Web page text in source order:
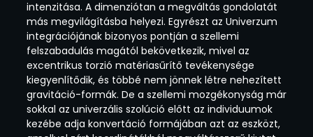
intenzitása. A dimenziótan a megváltás gondolatát
más megvilágításba helyezi. Egyrészt az Univerzum
integrációjának bizonyos pontján a szellemi
felszabadulás magától bekövetkezik, mivel az
excentrikus torzió matériasűrítő tevékenysége
kiegyenlítődik, és többé nem jönnek létre nehezített
gravitáció-formák. De a szellemi mozgékonyság már
sokkal az univerzális szolúció előtt az individuumok
kezébe adja konvertáció formájában azt az eszközt,